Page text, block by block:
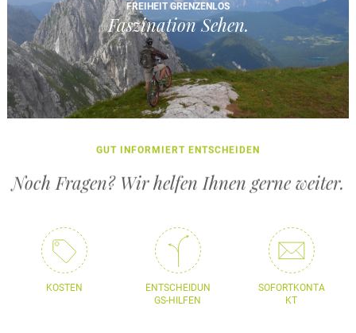
FREIHEIT GRENZENLOS
Faszination Sehen.
GUT INFORMIERT ENTSCHEIDEN
Noch Fragen? Wir helfen Ihnen gerne weiter.
KOSTEN
ENTSCHEIDUN
GS-HILFEN
SOFORTKONTA
KT